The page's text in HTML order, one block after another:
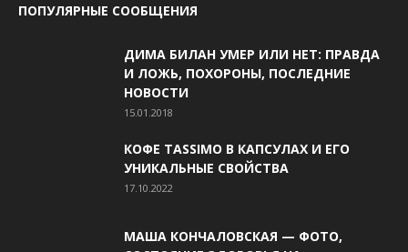
ПОПУЛЯРНЫЕ СООБЩЕНИЯ
ДИМА БИЛАН УМЕР ИЛИ НЕТ: ПРАВДА
И ЛОЖЬ, ПОХОРОНЫ, ПОСЛЕДНИЕ
НОВОСТИ
15.01.2018
КОФЕ TASSIMO В КАПСУЛАХ И ЕГО
УНИКАЛЬНЫЕ СВОЙСТВА
17.10.2022
МАША КОНЧАЛОВСКАЯ — ФОТО,